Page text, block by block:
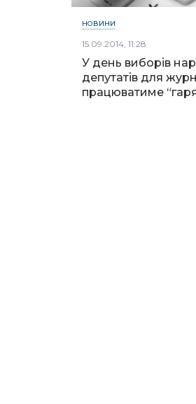
НОВИНИ
15.09.2014, 11:28
У день виборів
депутатів для
працюватиме